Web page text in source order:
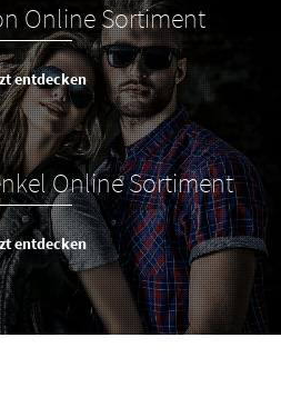
Online Sortiment
entdecken
Online Sortiment
entdecken